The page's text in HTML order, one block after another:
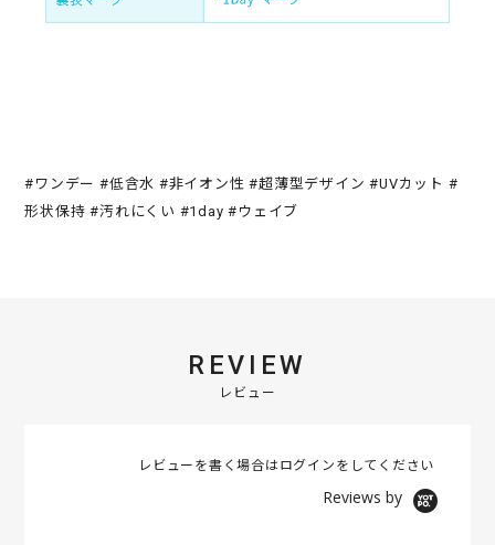
#ワンデー #低含水 #非イオン性 #超薄型デザイン #UVカット #
形状保持 #汚れにくい #1day #ウェイブ
REVIEW
レビュー
レビューを書く場合はログイン をしてください
Reviews by